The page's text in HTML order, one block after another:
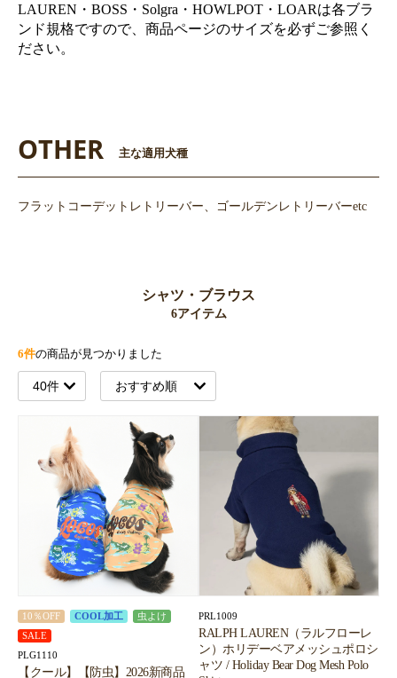
LAUREN・BOSS・Solgra・HOWLPOT・LOARは各ブラ
ンド規格ですので、商品ページのサイズを必ずご参照く
ださい。
OTHER 主な適用犬種
フラットコーデットレトリーバー、ゴールデンレトリーバーetc
シャツ・ブラウス
6アイテム
6件の商品が見つかりました
10％OFF COOL加工
虫よけ
SALE
PLG1110
【クール】【防虫】2026新商品
PRL1009
RALPH LAUREN（ラルフローレ
ン）ホリデーベアメッシュポロシ
ャツ / Holiday Bear Dog Mesh Polo